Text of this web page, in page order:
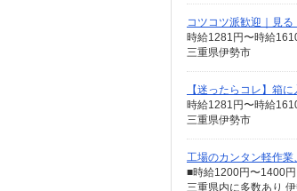
コツコツ派歓迎｜見
時給1281円〜時給
三重県伊勢市
【迷ったらコレ】箱
時給1281円〜時給
三重県伊勢市
工場のカンタン軽作
■時給1200円〜1400
三重県内に多数あり